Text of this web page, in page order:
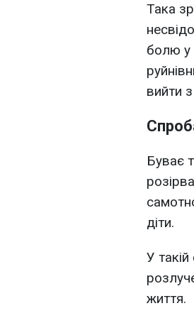
Така
болю у
вийти
Буває
діти.
У
життя.